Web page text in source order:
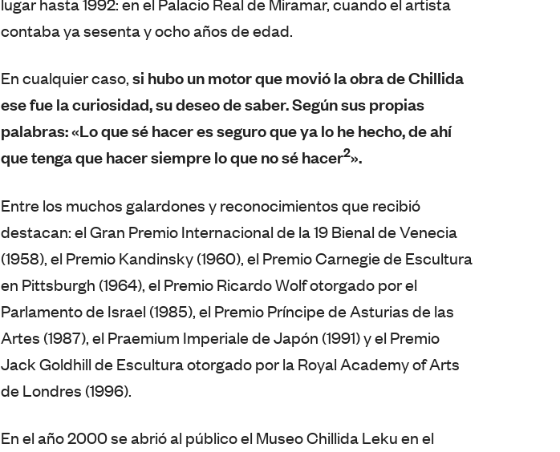
contaba ya sesenta y ocho años de edad.
En cualquier caso,si hubo un motor que movió la obra de Chillida
ese fue la curiosidad, su deseo de saber. Según sus propias
palabras: «Lo que sé hacer es seguro que ya lo he hecho, de ahí
que tenga que hacer siempre lo que no sé hacer2».
Entre los muchos galardones y reconocimientos que recibió
destacan: el Gran Premio Internacional de la 19 Bienal de Venecia
(1958), el Premio Kandinsky (1960), el Premio Carnegie de Escultura
en Pittsburgh (1964), el Premio Ricardo Wolf otorgado por el
Parlamento de Israel (1985), el Premio Príncipe de Asturias de las
Artes (1987), el Praemium Imperiale de Japón (1991) y el Premio
Jack Goldhill de Escultura otorgado por la Royal Academy of Arts
de Londres (1996).
En el año 2000 se abrió al público el Museo Chillida Leku en el